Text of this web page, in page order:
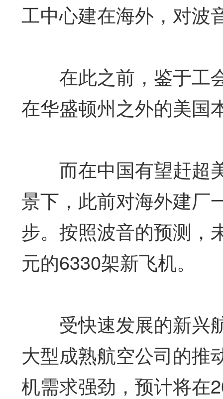
工中心建在海外，对波
在此之前，鉴于工
在华盛顿州之外的美国
而在中国有望赶超
景下，此前对海外建厂
步。按照波音的预测，
元的6330架新飞机。
受快速发展的新兴
大型成熟航空公司的推
机需求强劲，预计将在